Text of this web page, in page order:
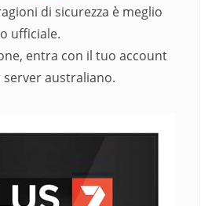
di sicurezza è meglio
ufficiale.
entra con il tuo account
australiano.